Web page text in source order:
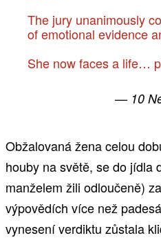
The jury unanimously
of emotional evidence
She now faces a life…
— 10
Obžalovaná žena celou
houby na světě, se do jídla
manželem žili odloučeně)
výpovědích více než
vynesení verdiktu zůstala